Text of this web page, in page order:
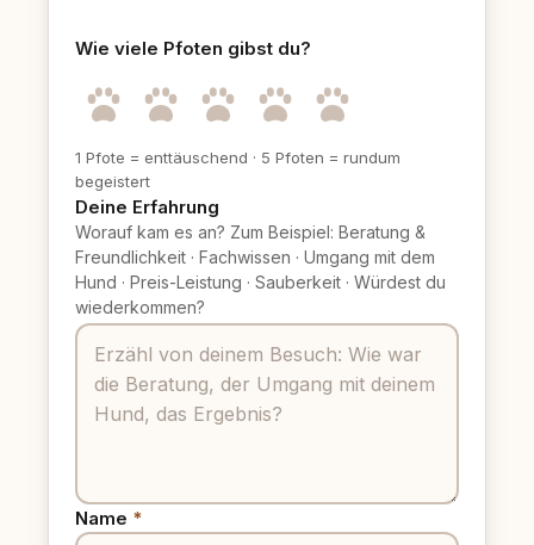
Wie viele Pfoten gibst du?
1 Pfote = enttäuschend · 5 Pfoten = rundum
begeistert
Deine Erfahrung
Worauf kam es an? Zum Beispiel: Beratung &
Freundlichkeit · Fachwissen · Umgang mit dem
Hund · Preis-Leistung · Sauberkeit · Würdest du
wiederkommen?
Name *